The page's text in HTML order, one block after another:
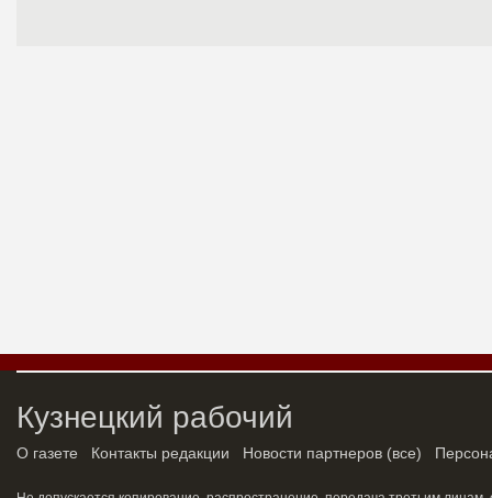
Кузнецкий рабочий
О газете Контакты редакции Новости партнеров (все)